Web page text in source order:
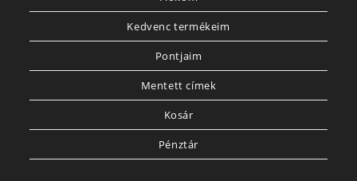
Kedvenc termékeim
Pontjaim
Mentett címek
Kosár
Pénztár